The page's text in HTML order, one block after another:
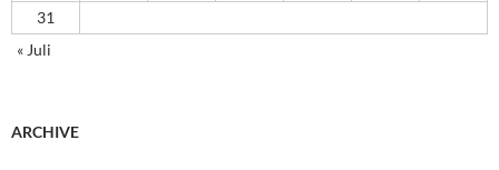
31
« Juli
ARCHIVE